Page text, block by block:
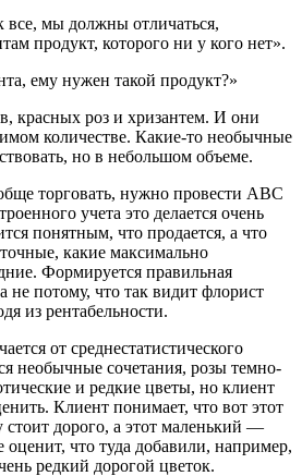
мы должны отличаться,
продукт, которого ни у кого нет».
ему нужен такой продукт?»
красных роз и хризантем. И они
количестве. Какие‑то необычные
но в небольшом объеме.
торговать, нужно провести АВС
учета это делается очень
понятным, что продается, а что
какие максимально
Формируется правильная
не потому, что так видит флорист
из рентабельности.
от среднестатистического
необычные сочетания, розы темно-
и редкие цветы, но клиент
Клиент понимает, что вот этот
стоит дорого, а этот маленький —
что туда добавили, например,
редкий дорогой цветок.